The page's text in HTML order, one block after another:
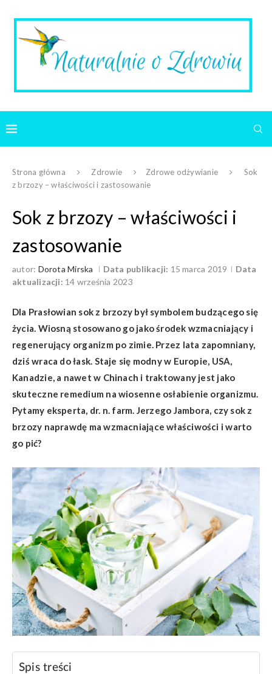
Strona główna Zdrowie Zdrowe odżywianie
Sok
z brzozy – właściwości i zastosowanie
Sok z brzozy – właściwości i
zastosowanie
autor: Dorota Mirska Data publikacji: 15 marca 2019
Data
aktualizacji: 14 września 2023
Dla Prasłowian sok z brzozy był symbolem budzącego się
życia. Wiosną stosowano go jako środek wzmacniający i
regenerujący organizm po zimie. Przez lata zapomniany,
dziś wraca do łask. Staje się modny w Europie, USA,
Kanadzie, a nawet w Chinach i traktowany jest jako
skuteczne remedium na wiosenne osłabienie organizmu.
Pytamy eksperta, dr. n. farm. Jerzego Jambora, czy sok z
brzozy naprawdę ma wzmacniające właściwości i warto
go pić?
Spis treści